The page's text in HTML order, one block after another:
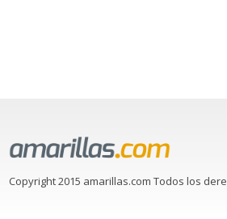
Copyright 2015 amarillas.com Todos los